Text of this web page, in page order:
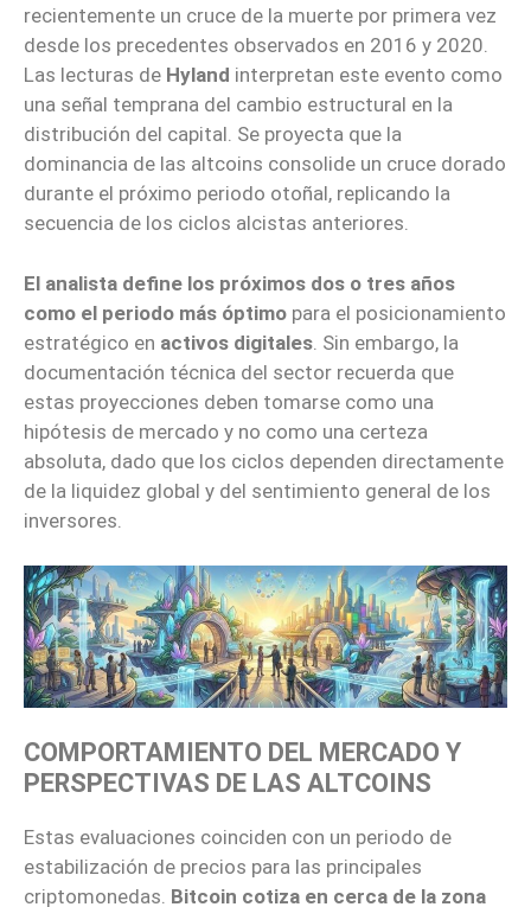
recientemente un cruce de la muerte por primera vez
desde los precedentes observados en 2016 y 2020.
Las lecturas de Hyland interpretan este evento como
una señal temprana del cambio estructural en la
distribución del capital. Se proyecta que la
dominancia de las altcoins consolide un cruce dorado
durante el próximo periodo otoñal, replicando la
secuencia de los ciclos alcistas anteriores.
El analista define los próximos dos o tres años
como el periodo más óptimo para el posicionamiento
estratégico en activos digitales . Sin embargo, la
documentación técnica del sector recuerda que
estas proyecciones deben tomarse como una
hipótesis de mercado y no como una certeza
absoluta, dado que los ciclos dependen directamente
de la liquidez global y del sentimiento general de los
inversores.
COMPORTAMIENTO DEL MERCADO Y
PERSPECTIVAS DE LAS ALTCOINS
Estas evaluaciones coinciden con un periodo de
estabilización de precios para las principales
criptomonedas. Bitcoin cotiza en cerca de la zona